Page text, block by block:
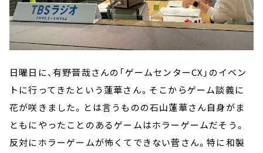
日曜日に、有野晋哉さんの「ゲームセンターCX」のイベン
トに行ってきたという蓮華さん。そこからゲーム談義に
花が咲きました。とは言うものの石山蓮華さん自身がま
ともにやったことのあるゲームはホラーゲームだそう。
反対にホラーゲームが怖くてできない菅さん。特に和製